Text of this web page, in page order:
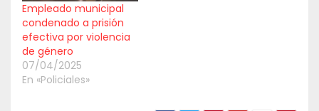
Empleado municipal
condenado a prisión
efectiva por violencia
de género
07/04/2025
En «Policiales»